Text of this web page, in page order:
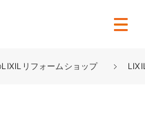
リフォームショップ